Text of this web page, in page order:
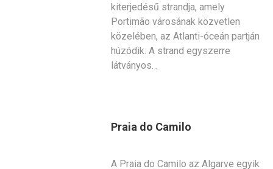
kiterjedésű strandja, amely
Portimão városának közvetlen
közelében, az Atlanti-óceán partján
húzódik. A strand egyszerre
látványos…
Praia do Camilo
A Praia do Camilo az Algarve egyik